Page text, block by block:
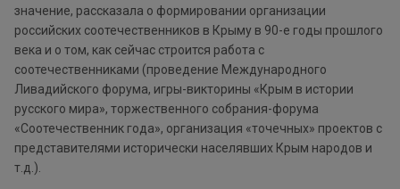
значение, рассказала о формировании организации
российских соотечественников в Крыму в 90-е годы прошлого
века и о том, как сейчас строится работа с
соотечественниками (проведение Международного
Ливадийского форума, игры-викторины «Крым в истории
русского мира», торжественного собрания-форума
«Соотечественник года», организация «точечных» проектов с
представителями исторически населявших Крым народов и
т.д.).